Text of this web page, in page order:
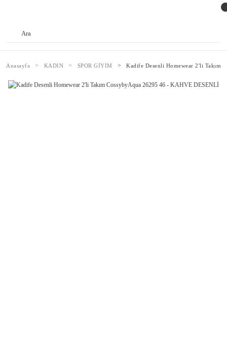
Anasayfa KADIN SPOR GİYİM Kadife Desenli Homewear 2'li Takım